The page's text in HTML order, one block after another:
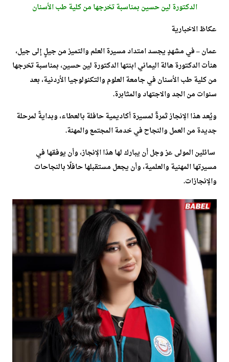
الدكتورة لين حسين بمناسبة تخرجها من كلية طب الأسنان
عكاظ الاخبارية
عمان – في مشهدٍ يجسد امتداد مسيرة العلم والتميز من جيلٍ إلى جيل،
هنأت الدكتورة هالة اليماني ابنتها الدكتورة لين حسين، بمناسبة تخرجها
من كلية طب الأسنان في جامعة العلوم والتكنولوجيا الأردنية، بعد
سنوات من الجد والاجتهاد والمثابرة.
ويُعد هذا الإنجاز ثمرةً لمسيرة أكاديمية حافلة بالعطاء، وبدايةً لمرحلة
جديدة من العمل والنجاح في خدمة المجتمع والمهنة.
سائلين المولى عز وجل أن يبارك لها هذا الإنجاز، وأن يوفقها في
مسيرتها المهنية والعلمية، وأن يجعل مستقبلها حافلًا بالنجاحات
والإنجازات.